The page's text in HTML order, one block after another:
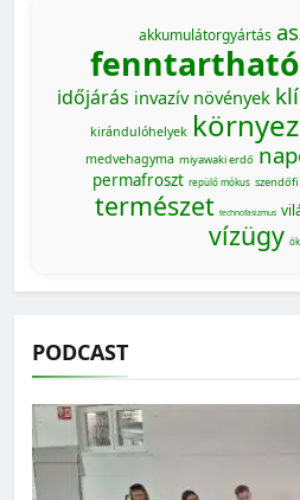
akkumulátorgyártás
időjárás invazív növények
kirándulóhelyek
medvehagyma miyawaki erdő
permafroszt repülő mókus szendőfi
természet technofasizmus
vízügy
PODCAST